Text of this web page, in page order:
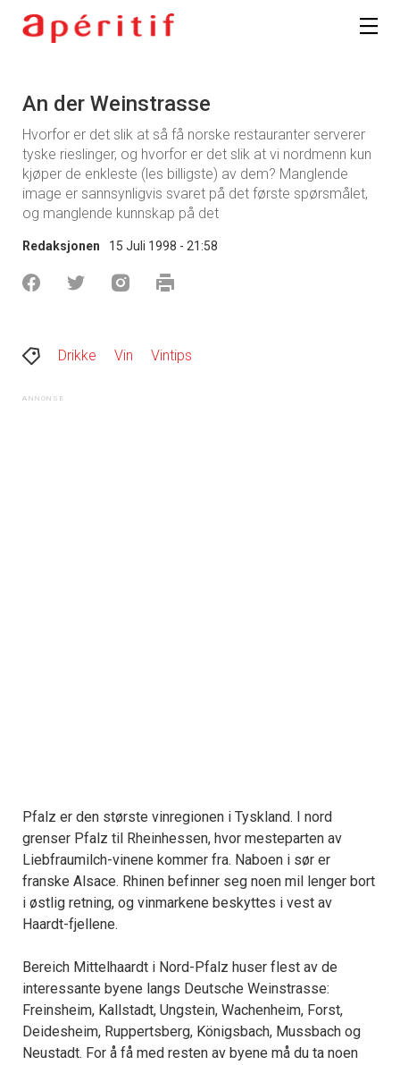
An der Weinstrasse
Hvorfor er det slik at så få norske restauranter serverer
tyske rieslinger, og hvorfor er det slik at vi nordmenn kun
kjøper de enkleste (les billigste) av dem? Manglende
image er sannsynligvis svaret på det første spørsmålet,
og manglende kunnskap på det
Redaksjonen 15 Juli 1998 - 21:58
Drikke Vin Vintips
Pfalz er den største vinregionen i Tyskland. I nord
grenser Pfalz til Rheinhessen, hvor mesteparten av
Liebfraumilch-vinene kommer fra. Naboen i sør er
franske Alsace. Rhinen befinner seg noen mil lenger bort
i østlig retning, og vinmarkene beskyttes i vest av
Haardt-fjellene.
Bereich Mittelhaardt i Nord-Pfalz huser flest av de
interessante byene langs Deutsche Weinstrasse:
Freinsheim, Kallstadt, Ungstein, Wachenheim, Forst,
Deidesheim, Ruppertsberg, Königsbach, Mussbach og
Neustadt. For å få med resten av byene må du ta noen